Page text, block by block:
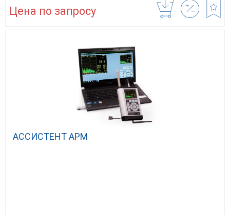
Цена по запросу
АССИСТЕНТ АРМ